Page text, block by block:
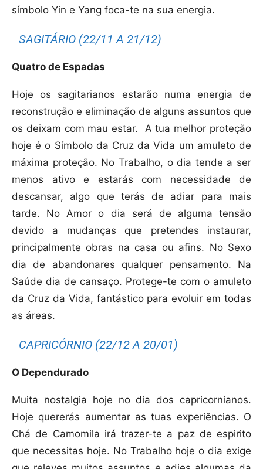
símbolo Yin e Yang foca-te na sua energia.
SAGITÁRIO (22/11 A 21/12)
Quatro de Espadas
Hoje os sagitarianos estarão numa energia de
reconstrução e eliminação de alguns assuntos que
os deixam com mau estar.
A tua melhor proteção
hoje é o Símbolo da Cruz da Vida um amuleto de
máxima proteção. No Trabalho, o dia tende a ser
menos ativo e estarás com necessidade de
descansar, algo que terás de adiar para mais
tarde. No Amor o dia será de alguma tensão
devido a mudanças que pretendes instaurar,
principalmente obras na casa ou afins. No Sexo
dia de abandonares qualquer pensamento. Na
Saúde dia de cansaço. Protege-te com o amuleto
da Cruz da Vida, fantástico para evoluir em todas
as áreas.
CAPRICÓRNIO (22/12 A 20/01)
O Dependurado
Muita nostalgia hoje no dia dos capricornianos.
Hoje quererás aumentar as tuas experiências. O
Chá de Camomila irá trazer-te a paz de espirito
que necessitas hoje. No Trabalho hoje o dia exige